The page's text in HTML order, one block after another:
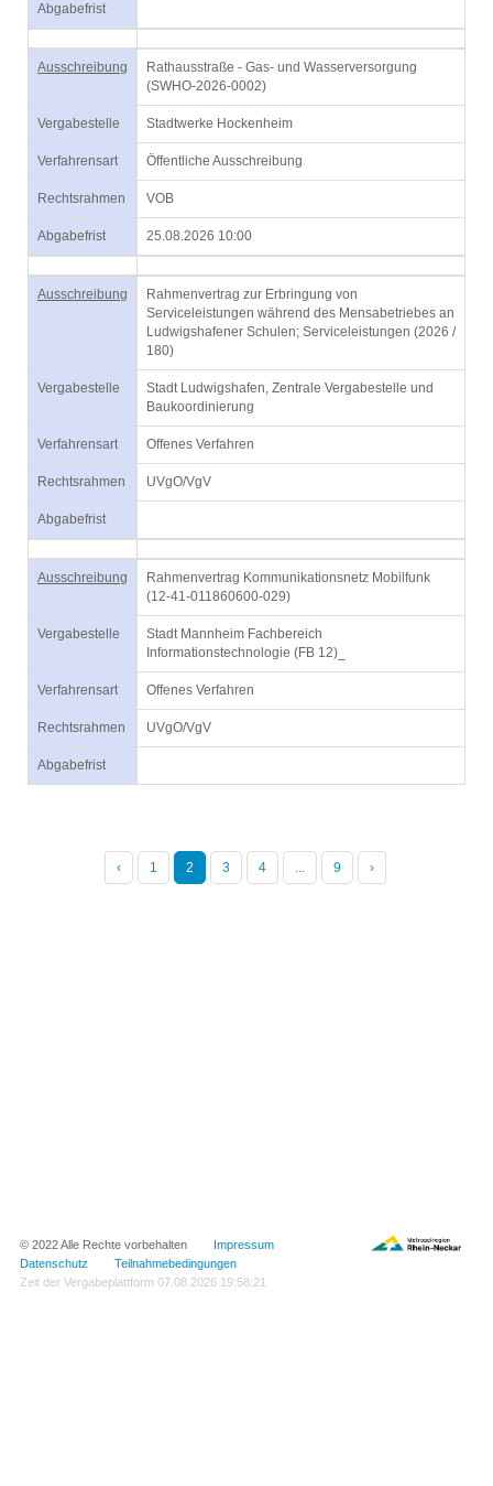
Abgabefrist
Ausschreibung
Rathausstraße - Gas- und Wasserversorgung
(SWHO-2026-0002)
Vergabestelle Stadtwerke Hockenheim
Verfahrensart Öffentliche Ausschreibung
Rechtsrahmen VOB
Abgabefrist 25.08.2026 10:00
Ausschreibung
Rahmenvertrag zur Erbringung von
Serviceleistungen während des Mensabetriebes an
Ludwigshafener Schulen; Serviceleistungen (2026 /
180)
Vergabestelle
Stadt Ludwigshafen, Zentrale Vergabestelle und
Baukoordinierung
Verfahrensart Offenes Verfahren
Rechtsrahmen UVgO/VgV
Abgabefrist
Ausschreibung
Rahmenvertrag Kommunikationsnetz Mobilfunk
(12-41-011860600-029)
Vergabestelle
Stadt Mannheim Fachbereich
Informationstechnologie (FB 12)_
Verfahrensart Offenes Verfahren
Rechtsrahmen UVgO/VgV
Abgabefrist
‹ 1 2 3 4 ... 9 ›
© 2022 Alle Rechte vorbehalten Impressum
Datenschutz
Teilnahmebedingungen
Zeit der Vergabeplattform 07.08.2026 19:58:21